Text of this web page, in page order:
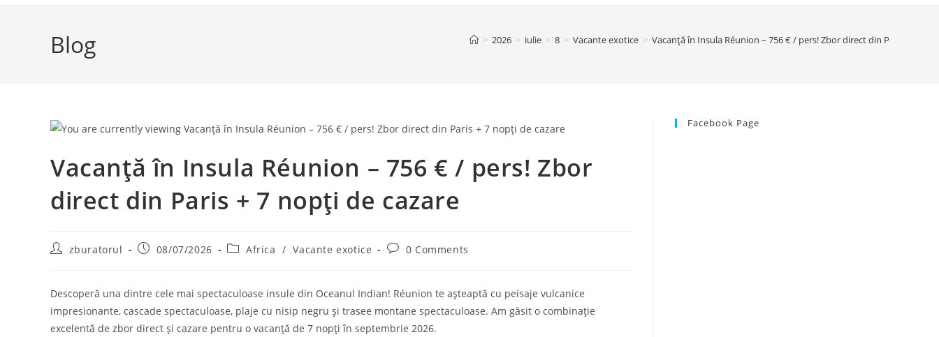
Blog > 2026 > iulie > 8 > Vacante exotice > Vacanță în Insula Réunion – 756 € / pers! Zbor direct din Paris + 7
Vacanță în Insula Réunion – 756 € / pers! Zbor
direct din Paris + 7 nopți de cazare
Postzburatorul
Post08/07/2026
PostAfrica / Vacante exotice
Post0 Comments
Descoperă una dintre cele mai spectaculoase insule din Oceanul Indian! Réunion te așteaptă cu peisaje vulcanice
impresionante, cascade spectaculoase, plaje cu nisip negru și trasee montane spectaculoase. Am găsit o combinație
excelentă de zbor direct și cazare pentru o vacanță de 7 nopți în septembrie 2026.
Facebook Page